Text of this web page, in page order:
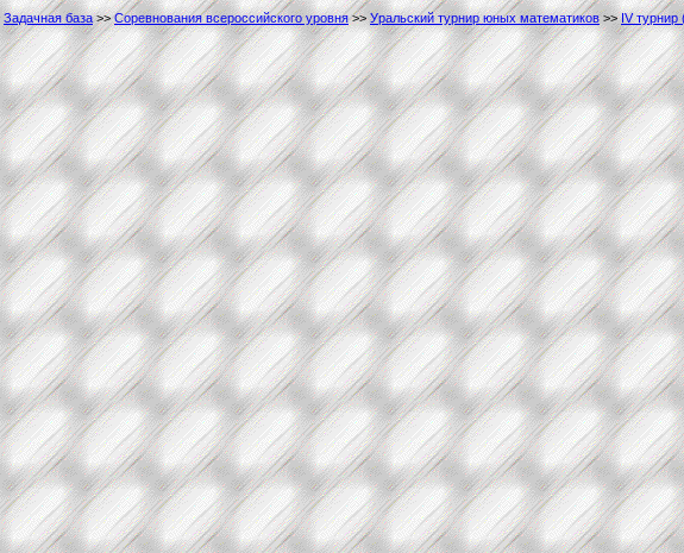
Задачная база>>Соревнования всероссийского уровня>>Уральский турнир юных математиков >> IV турнир